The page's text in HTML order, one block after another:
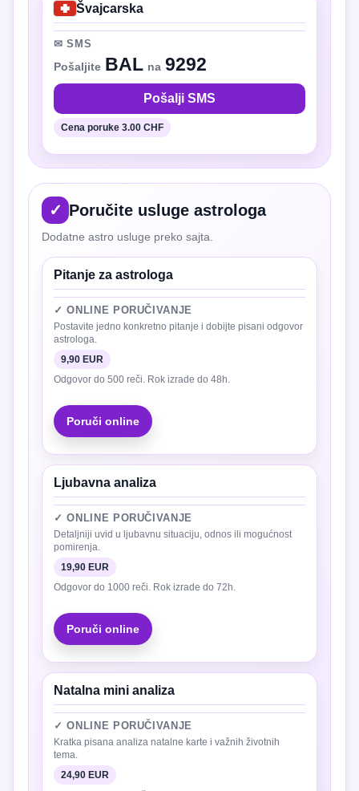
Švajcarska
✉ SMS
Pošaljite BAL na 9292
Pošalji SMS
Cena poruke 3.00 CHF
✓ Poručite usluge astrologa
Dodatne astro usluge preko sajta.
Pitanje za astrologa
✓ ONLINE PORUČIVANJE
Postavite jedno konkretno pitanje i dobijte pisani odgovor
astrologa.
9,90 EUR
Odgovor do 500 reči. Rok izrade do 48h.
Poruči online
Ljubavna analiza
✓ ONLINE PORUČIVANJE
Detaljniji uvid u ljubavnu situaciju, odnos ili mogućnost
pomirenja.
19,90 EUR
Odgovor do 1000 reči. Rok izrade do 72h.
Poruči online
Natalna mini analiza
✓ ONLINE PORUČIVANJE
Kratka pisana analiza natalne karte i važnih životnih
tema.
24,90 EUR